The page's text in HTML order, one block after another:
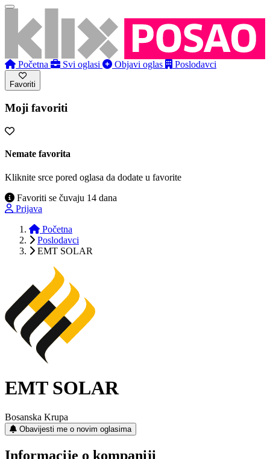
Početna Svi oglasi Objavi oglas Poslodavci
Favoriti
Moji favoriti
Nemate favorita
Kliknite srce pored oglasa da dodate u favorite
Favoriti se čuvaju 14 dana
Prijava
Početna
Poslodavci
EMT SOLAR
EMT SOLAR
Bosanska Krupa
Obavijesti me o novim oglasima
Informacije o kompaniji